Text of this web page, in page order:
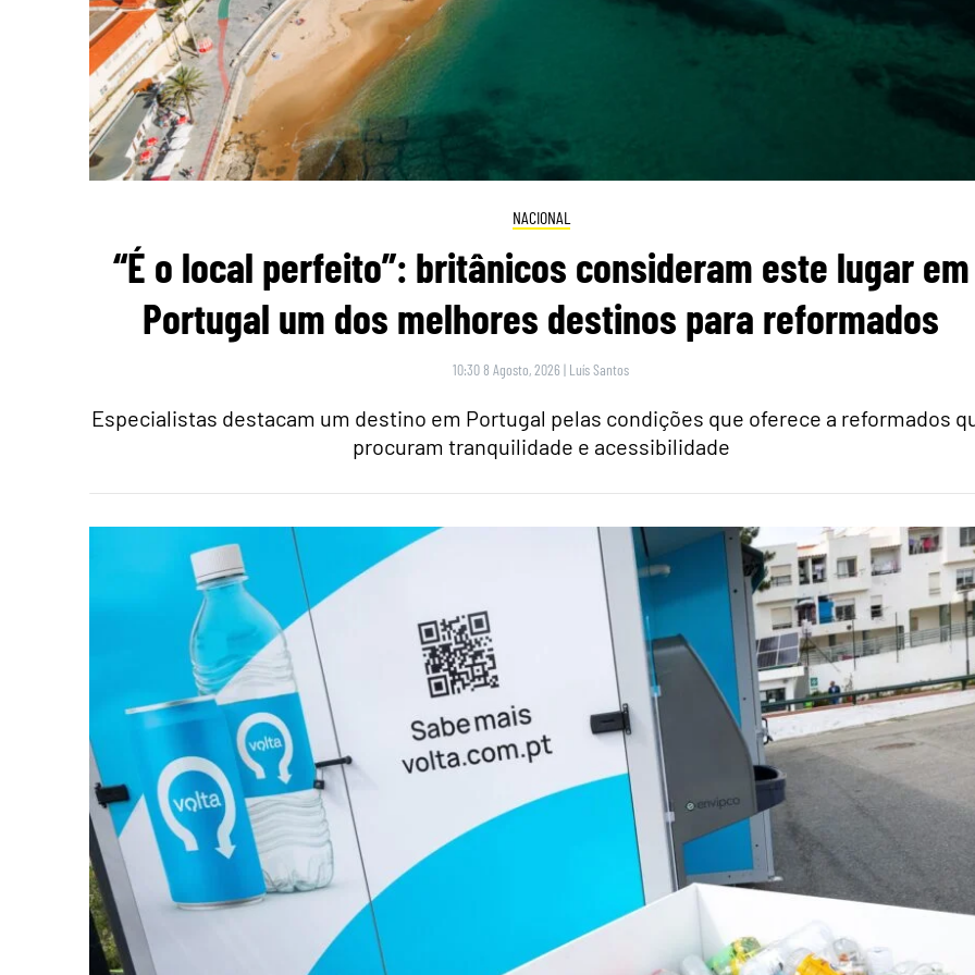
NACIONAL
“É o local perfeito”: britânicos consideram este lugar em
Portugal um dos melhores destinos para reformados
10:30 8 Agosto, 2026 | Luís Santos
Especialistas destacam um destino em Portugal pelas condições que oferece a reformados
procuram tranquilidade e acessibilidade